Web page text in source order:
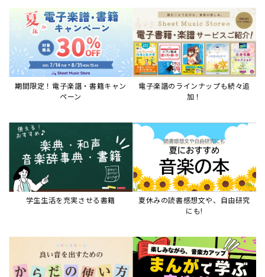
期間限定！電子楽譜・書籍キャン
ペーン
電子楽譜のラインナップも続々追
加！
学生生活を充実させる書籍
夏休みの読書感想文や、自由研究
にも!